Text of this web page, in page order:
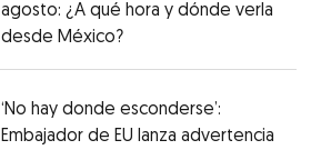
agosto: ¿A qué hora y dónde verla
desde México?
‘No hay donde esconderse’:
Embajador de EU lanza advertencia